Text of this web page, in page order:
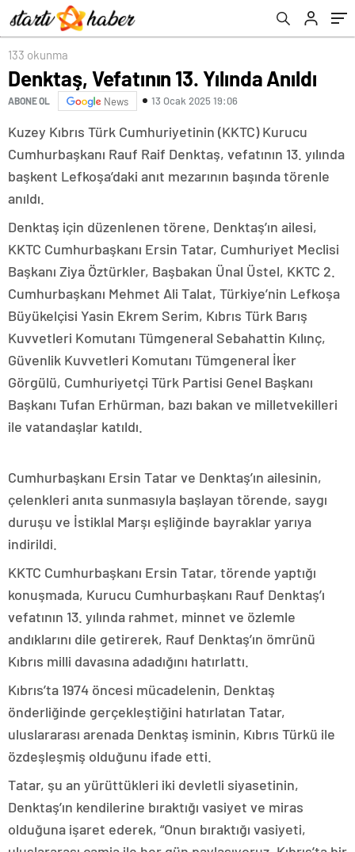
133 okunma
Denktaş, Vefatının 13. Yılında Anıldı
ABONE OL News 13 Ocak 2025 19:06
Kuzey Kıbrıs Türk Cumhuriyetinin (KKTC) Kurucu
Cumhurbaşkanı Rauf Raif Denktaş, vefatının 13. yılında
başkent Lefkoşa’daki anıt mezarının başında törenle
anıldı.
Denktaş için düzenlenen törene, Denktaş’ın ailesi,
KKTC Cumhurbaşkanı Ersin Tatar, Cumhuriyet Meclisi
Başkanı Ziya Öztürkler, Başbakan Ünal Üstel, KKTC 2.
Cumhurbaşkanı Mehmet Ali Talat, Türkiye’nin Lefkoşa
Büyükelçisi Yasin Ekrem Serim, Kıbrıs Türk Barış
Kuvvetleri Komutanı Tümgeneral Sebahattin Kılınç,
Güvenlik Kuvvetleri Komutanı Tümgeneral İker
Görgülü, Cumhuriyetçi Türk Partisi Genel Başkanı
Başkanı Tufan Erhürman, bazı bakan ve milletvekilleri
ile vatandaşlar katıldı.
Cumhurbaşkanı Ersin Tatar ve Denktaş’ın ailesinin,
çelenkleri anıta sunmasıyla başlayan törende, saygı
duruşu ve İstiklal Marşı eşliğinde bayraklar yarıya
indirildi.
KKTC Cumhurbaşkanı Ersin Tatar, törende yaptığı
konuşmada, Kurucu Cumhurbaşkanı Rauf Denktaş’ı
vefatının 13. yılında rahmet, minnet ve özlemle
andıklarını dile getirerek, Rauf Denktaş’ın ömrünü
Kıbrıs milli davasına adadığını hatırlattı.
Kıbrıs’ta 1974 öncesi mücadelenin, Denktaş
önderliğinde gerçekleştiğini hatırlatan Tatar,
uluslararası arenada Denktaş isminin, Kıbrıs Türkü ile
özdeşleşmiş olduğunu ifade etti.
Tatar, şu an yürüttükleri iki devletli siyasetinin,
Denktaş’ın kendilerine bıraktığı vasiyet ve miras
olduğuna işaret ederek, “Onun bıraktığı vasiyeti,